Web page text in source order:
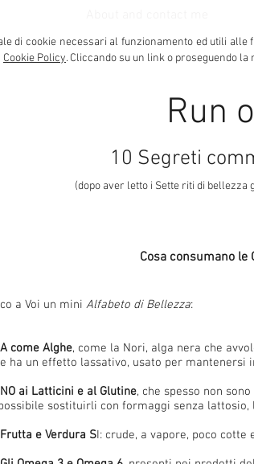
di cookie necessari al funzionamento ed utili
Cookie Policy. Cliccando su un link o proseguendo
Run
10 Segreti
(dopo aver letto i Sette riti di bellezza
Cosa consumano le
a Voi un mini Alfabeto di Bellezza:
A come Alghe, come la Nori, alga nera che
ha un effetto lassativo, usato per mantenersi
NO ai Latticini e al Glutine, che spesso non
sostituirli con formaggi senza
Frutta e Verdura SI: crude, a vapore, poco